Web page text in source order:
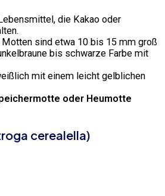
die Kakao oder
Motten sind etwa 10 bis 15 mm groß
bis schwarze Farbe mit
mit einem leicht gelblichen
oder Heumotte
cerealella)